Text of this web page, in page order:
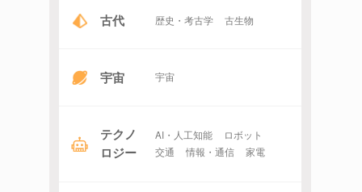
古代 歴史・考古学 古生物
宇宙 宇宙
テクノ
ロジー
AI・人工知能
ロボット
交通
情報・通信 家電